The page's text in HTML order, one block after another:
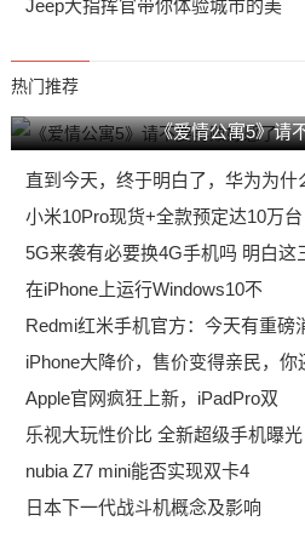
Jeep大指挥官带你体验城市的美
热门推荐
《爱情公寓5》请
直到今天，终于明白了，华为为什
小米10Pro现货+全款预定达10万台
5G来袭有必要换4G手机吗 明白这
在iPhone上运行Windows10不
Redmi红米手机官方：今天有重磅
iPhone大降价，售价变得亲民，你
Apple官网疯狂上新，iPadPro双
乐视大玩性价比 全新超级手机曝
nubia Z7 mini能否实现双卡4
日本下一代战斗机概念及影响